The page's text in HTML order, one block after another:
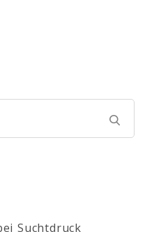
Suchtdruck